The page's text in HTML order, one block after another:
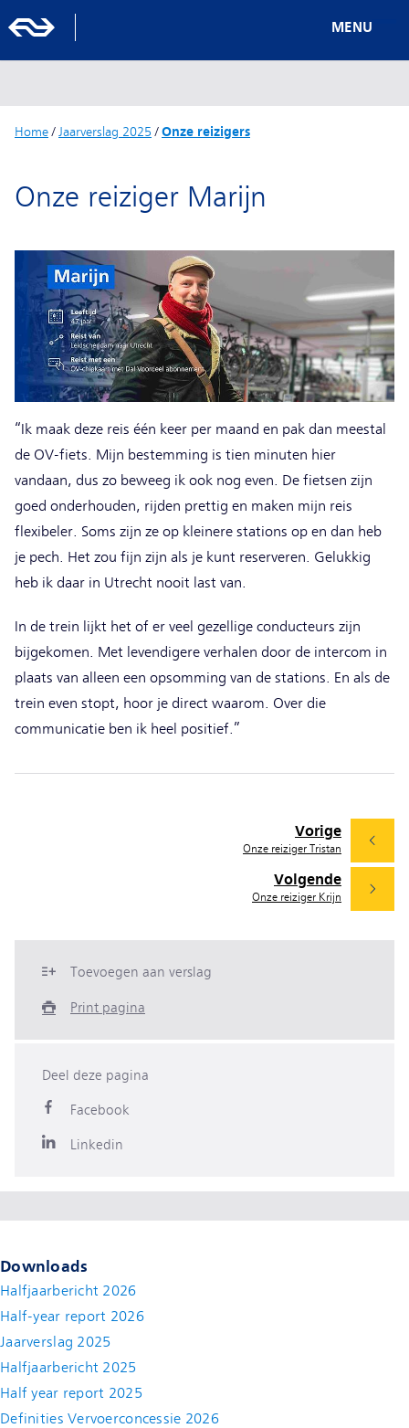
MENU
Home/ Jaarverslag 2025 /Onze reizigers
Onze reiziger Marijn
“Ik maak deze reis één keer per maand en pak dan meestal
de OV-fiets. Mijn bestemming is tien minuten hier
vandaan, dus zo beweeg ik ook nog even. De fietsen zijn
goed onderhouden, rijden prettig en maken mijn reis
flexibeler. Soms zijn ze op kleinere stations op en dan heb
je pech. Het zou fijn zijn als je kunt reserveren. Gelukkig
heb ik daar in Utrecht nooit last van.
In de trein lijkt het of er veel gezellige conducteurs zijn
bijgekomen. Met levendigere verhalen door de intercom in
plaats van alleen een opsomming van de stations. En als de
trein even stopt, hoor je direct waarom. Over die
communicatie ben ik heel positief.”
Volgende
Onze reiziger Krijn
Vorige
Onze reiziger Tristan
Toevoegen aan verslag
Print pagina
Deel deze pagina
Facebook
Linkedin
Downloads
Halfjaarbericht 2026
Half-year report 2026
Jaarverslag 2025
Halfjaarbericht 2025
Half year report 2025
Definities Vervoerconcessie 2026